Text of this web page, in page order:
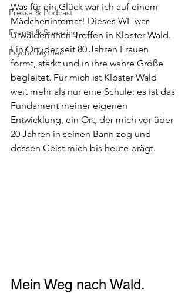
Presse & Podcast
Events & Speaking
Psycho Mythen
Was für ein Glück war ich auf einem
Mädcheninternat! Dieses WE war
Urwälderinnen-Treffen in Kloster Wald.
Ein Ort, der seit 80 Jahren Frauen
formt, stärkt und in ihre wahre Größe
begleitet. Für mich ist Kloster Wald
weit mehr als nur eine Schule; es ist das
Fundament meiner eigenen
Entwicklung, ein Ort, der mich vor über
20 Jahren in seinen Bann zog und
dessen Geist mich bis heute prägt.
Mein Weg nach Wald.